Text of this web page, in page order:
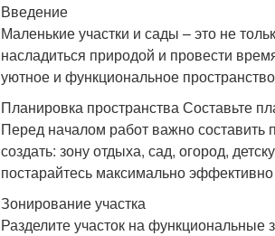
Введение
Маленькие участки и сады – это не
насладиться природой и провести
уютное и функциональное
Планировка пространства Составьте
Перед началом работ важно составить
создать: зону отдыха, сад, огород,
постарайтесь максимально
Зонирование участка
Разделите участок на